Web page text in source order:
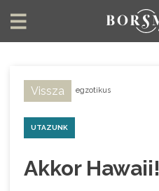
Vissza egzotikus
UTAZUNK
Akkor Hawaii!